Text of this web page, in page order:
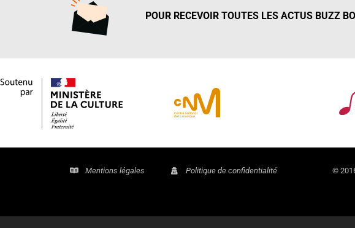
POUR RECEVOIR TOUTES LES ACTUS BUZZ
Mentions légales Politique de confidentialité ©